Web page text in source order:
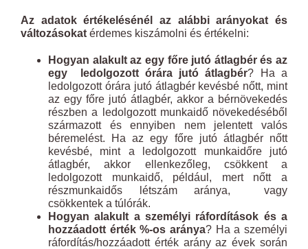
Az adatok értékelésénél az alábbi arányokat és
változásokat érdemes kiszámolni és értékelni:
Hogyan alakult az egy főre jutó átlagbér és az
egy ledolgozott órára jutó átlagbér? Ha a
ledolgozott órára jutó átlagbér kevésbé nőtt, mint
az egy főre jutó átlagbér, akkor a bérnövekedés
részben a ledolgozott munkaidő növekedéséből
származott és ennyiben nem jelentett valós
béremelést. Ha az egy főre jutó átlagbér nőtt
kevésbé, mint a ledolgozott munkaidőre jutó
átlagbér, akkor ellenkezőleg, csökkent a
ledolgozott munkaidő, például, mert nőtt a
részmunkaidős létszám aránya, vagy
csökkentek a túlórák.
Hogyan alakult a személyi ráfordítások és a
hozzáadott érték %-os aránya? Ha a személyi
ráfordítás/hozzáadott érték arány az évek során